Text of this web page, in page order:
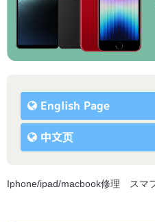
English Page
中文页
Iphone/ipad/macbook修理 スマ